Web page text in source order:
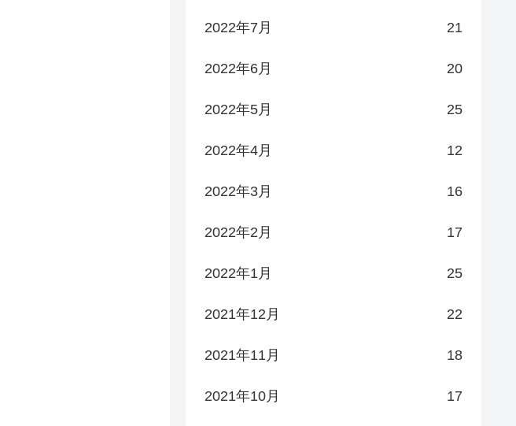
2022年7月 21
2022年6月 20
2022年5月 25
2022年4月 12
2022年3月 16
2022年2月 17
2022年1月 25
2021年12月 22
2021年11月 18
2021年10月 17